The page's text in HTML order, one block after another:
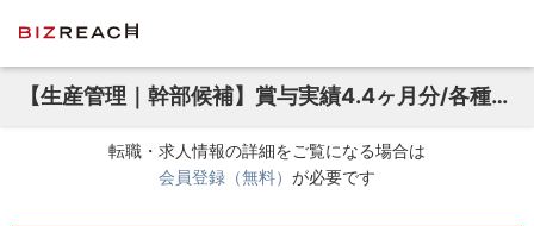
【生産管理｜幹部候補】賞与実績4.4ヶ月分/各種手当充実/国内外で複数特許を取得｜創業94年の産業用車輌における総合的なサポート企業
転職・求人情報の詳細をご覧になる場合は
会員登録（無料） が必要です